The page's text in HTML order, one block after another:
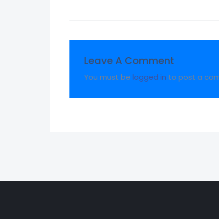
Leave A Comment
You must be logged in to post a